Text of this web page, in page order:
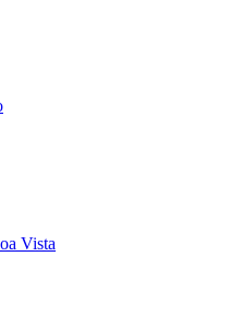
Vista